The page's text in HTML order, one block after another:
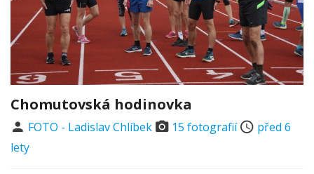
Chomutovská hodinovka
FOTO - Ladislav Chlíbek 15 fotografií
před 6
lety